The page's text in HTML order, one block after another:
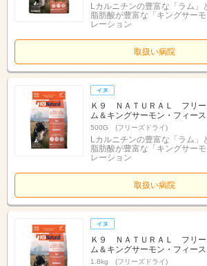
Lカルニチンの豊富な「ラム」
脂肪酸が豊富な「キングサー
レーション
取扱い病院
Ｋ９ ＮＡＴＵＲＡＬ フリ
ム＆キングサーモン・フィース
500G (フリーズドライ)
Lカルニチンの豊富な「ラム」
脂肪酸が豊富な「キングサー
レーション
取扱い病院
Ｋ９ ＮＡＴＵＲＡＬ フリ
ム＆キングサーモン・フィース
1.8kg (フリーズドライ)